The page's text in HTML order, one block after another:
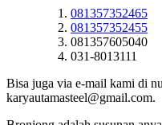
081357352465
081357352455
081357605040
031-8013111
Bisa juga via e-mail kami di
karyautamasteel@gmail.com.